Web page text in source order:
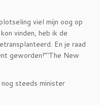
viel mijn oog op
vinden, heb ik de
En je raad
geworden!”‘The New
nog steeds minister